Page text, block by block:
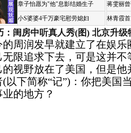
章子怡愿为"他"息影结婚生子
小S婆婆4千万豪宅慰劳媳妇
蒋雯丽
林青霞
：闺房中听真人秀(图) 北京升级
润发早就建立了在娱乐
无限追求下去，可是这并
的视野放在了美国，但是
下简称“记”)：你把美国
的地方？